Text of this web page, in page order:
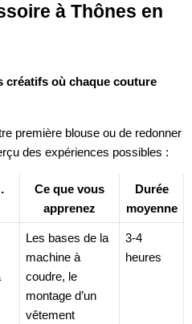
à Thônes en
créatifs où chaque couture
première blouse ou de redonner
des expériences possibles :
Ce que vous
apprenez
Durée
moyenne
Les bases de la
machine à
coudre, le
montage d’un
vêtement
3-4
heures